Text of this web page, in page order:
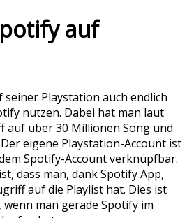
auf
Playstation auch endlich
nutzen. Dabei hat man laut
auf über 30 Millionen Song und
eigene Playstation-Account ist
Spotify-Account verknüpfbar.
dass man, dank Spotify App,
auf die Playlist hat. Dies ist
man gerade Spotify im